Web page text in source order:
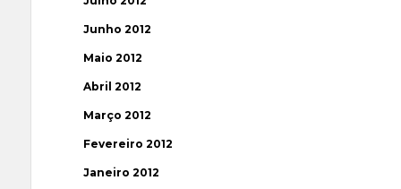
Junho 2012
Maio 2012
Abril 2012
Março 2012
Fevereiro 2012
Janeiro 2012